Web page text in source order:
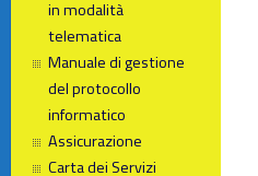
in modalità
telematica
Manuale di gestione
del protocollo
informatico
Assicurazione
Carta dei Servizi